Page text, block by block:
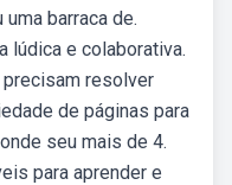
barraca de.
lúdica e colaborativa.
precisam resolver
de páginas para
seu mais de 4.
para aprender e